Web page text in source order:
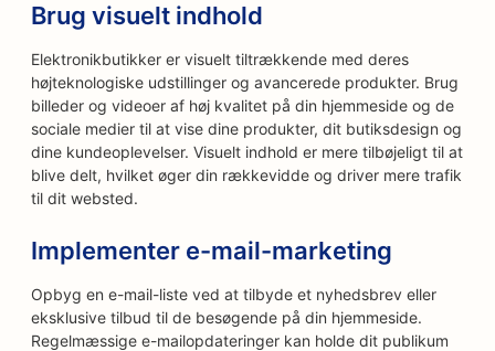
Brug visuelt indhold
Elektronikbutikker er visuelt tiltrækkende med deres
højteknologiske udstillinger og avancerede produkter. Brug
billeder og videoer af høj kvalitet på din hjemmeside og de
sociale medier til at vise dine produkter, dit butiksdesign og
dine kundeoplevelser. Visuelt indhold er mere tilbøjeligt til at
blive delt, hvilket øger din rækkevidde og driver mere trafik
til dit websted.
Implementer e-mail-marketing
Opbyg en e-mail-liste ved at tilbyde et nyhedsbrev eller
eksklusive tilbud til de besøgende på din hjemmeside.
Regelmæssige e-mailopdateringer kan holde dit publikum